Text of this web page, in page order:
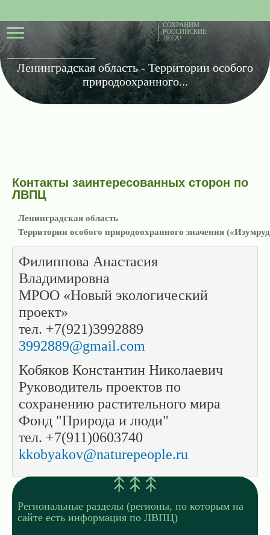
Ленинградская область - Территории особого
природоохранного...
Контакты заинтересованных сторон по
ЛВПЦ
Ленинградская область
Территории особого природоохранного значения
Филиппова Анастасия
Владимировна
МРОО «Новый экологический
проект»
тел. +7(921)3992889
3992889@gmail.com
Кобяков Константин Николаевич
Руководитель проектов по
сохранению растительного мира
Фонд "Природа и люди"
тел. +7(911)0603740
kkobyakov@naturepeople.ru
Региональные разделы (регионы, по которым на
сайте есть информация по ЛВПЦ)
СОХРАНИМ
РОССИЙСКИЕ
ЛЕСА!